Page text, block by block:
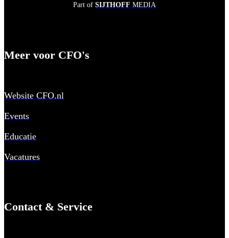
Part of SIJTHOFF MEDIA
Meer voor CFO's
Website CFO.nl
Events
Educatie
Vacatures
Contact & Service